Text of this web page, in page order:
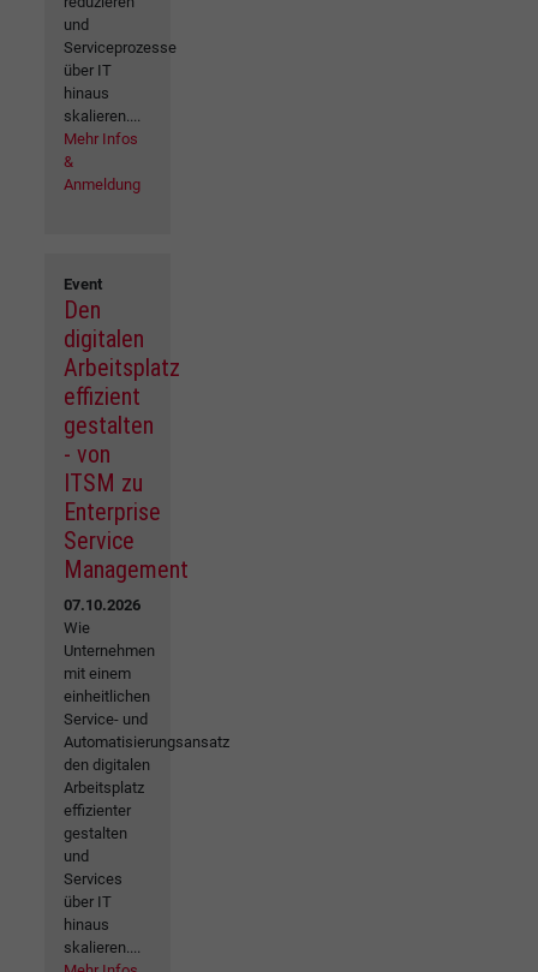
und
Serviceprozesse
über IT
hinaus
skalieren....
Mehr Infos
&
Anmeldung
Event
Den
digitalen
Arbeitsplatz
effizient
gestalten
- von
ITSM zu
Enterprise
Service
Management
07.10.2026
Wie
Unternehmen
mit einem
einheitlichen
Service- und
Automatisierungsansatz
den digitalen
Arbeitsplatz
effizienter
gestalten
und
Services
über IT
hinaus
skalieren....